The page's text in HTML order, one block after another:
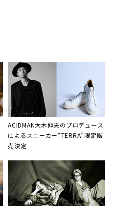
ACIDMAN大木伸夫のプロデュース
によるスニーカー“TERRA”限定販
売決定